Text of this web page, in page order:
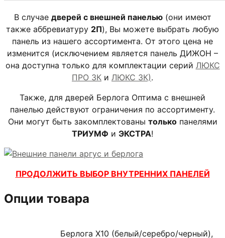
В случае дверей с внешней панелью(они имеют
также аббревиатуру 2П), Вы можете выбрать любую
панель из нашего ассортимента. От этого цена не
изменится (исключением является панель ДИЖОН –
она доступна только для комплектации серий ЛЮКС
ПРО 3К и ЛЮКС 3К).
Также, для дверей Берлога Оптима с внешней
панелью действуют ограничения по ассортименту.
Они могут быть закомплектованы толькопанелями
ТРИУМФ и ЭКСТРА!
ПРОДОЛЖИТЬ ВЫБОР ВНУТРЕННИХ ПАНЕЛЕЙ
Опции товара
Берлога X10 (белый/серебро/черный),